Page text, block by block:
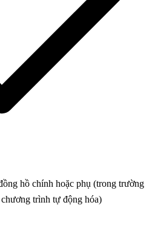
hồ chính hoặc phụ (trong trường
trình tự động hóa)